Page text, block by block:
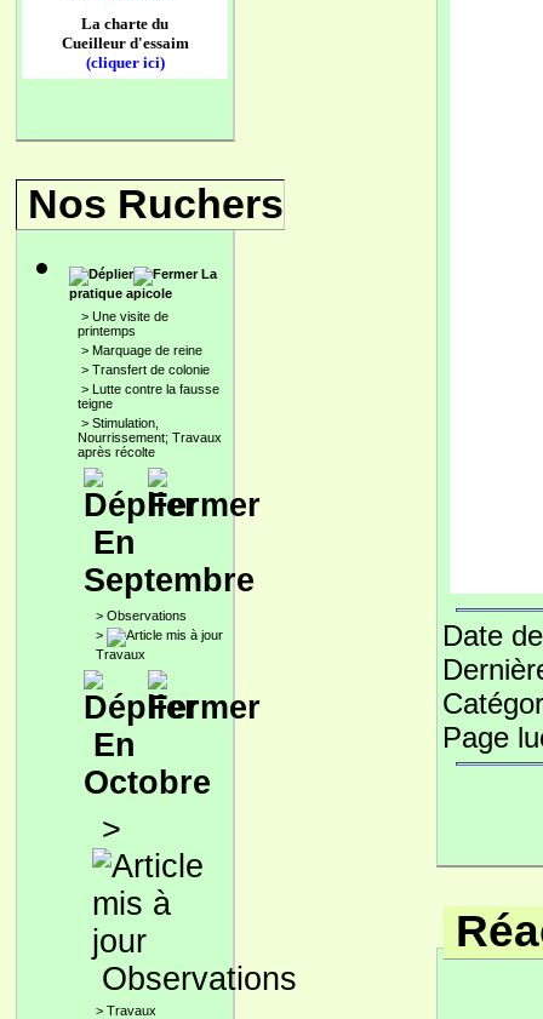
La charte du
Cueilleur d'essaim
(cliquer ici)
Nos Ruchers
La
pratique apicole
> Une visite de
printemps
> Marquage de reine
> Transfert de colonie
> Lutte contre la fausse
teigne
> Stimulation,
Nourrissement; Travaux
après récolte
En
Septembre
> Observations
>
Travaux
En
Octobre
>
Observations
> Travaux
Date
Page